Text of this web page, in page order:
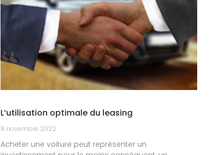
L’utilisation optimale du leasing
8 novembre 2022
Acheter une voiture peut représenter un